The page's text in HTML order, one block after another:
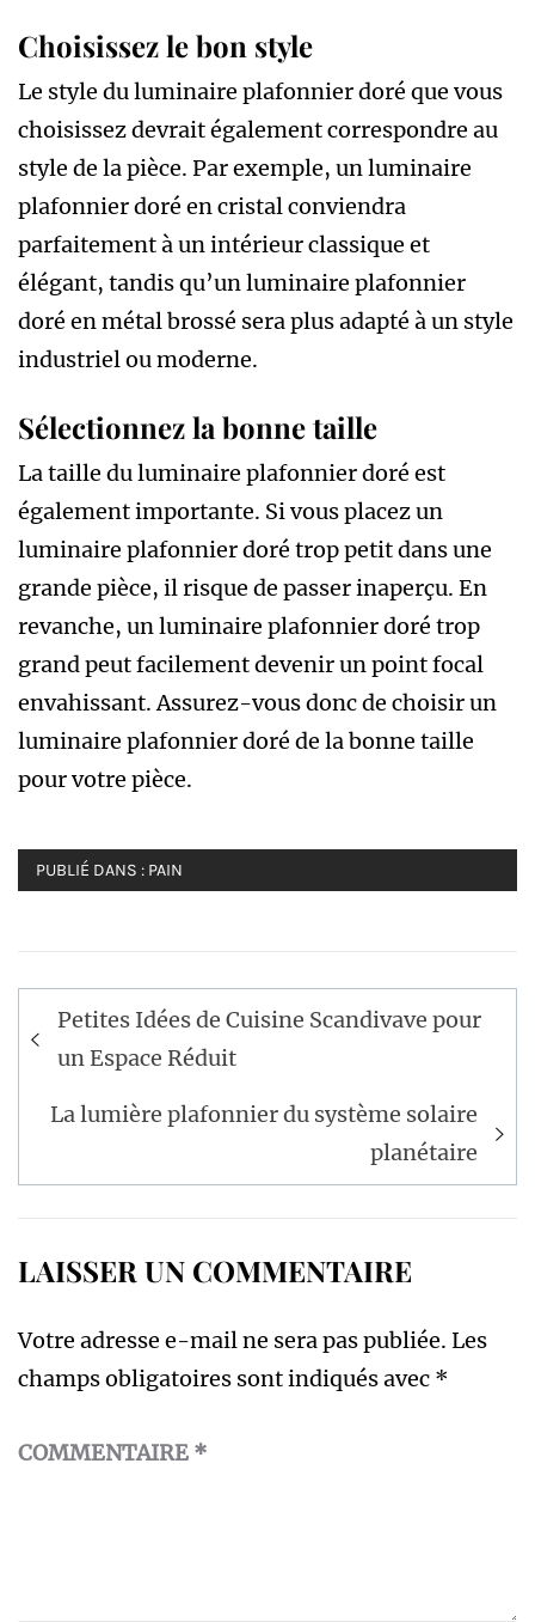
Choisissez le bon style
Le style du luminaire plafonnier doré que vous
choisissez devrait également correspondre au
style de la pièce. Par exemple, un luminaire
plafonnier doré en cristal conviendra
parfaitement à un intérieur classique et
élégant, tandis qu’un luminaire plafonnier
doré en métal brossé sera plus adapté à un style
industriel ou moderne.
Sélectionnez la bonne taille
La taille du luminaire plafonnier doré est
également importante. Si vous placez un
luminaire plafonnier doré trop petit dans une
grande pièce, il risque de passer inaperçu. En
revanche, un luminaire plafonnier doré trop
grand peut facilement devenir un point focal
envahissant. Assurez-vous donc de choisir un
luminaire plafonnier doré de la bonne taille
pour votre pièce.
PUBLIÉ DANS : PAIN
Navigation
de
l’article
Petites Idées de Cuisine Scandivave pour
un Espace Réduit
La lumière plafonnier du système solaire
planétaire
LAISSER UN COMMENTAIRE
Votre adresse e-mail ne sera pas publiée. Les
champs obligatoires sont indiqués avec *
COMMENTAIRE *